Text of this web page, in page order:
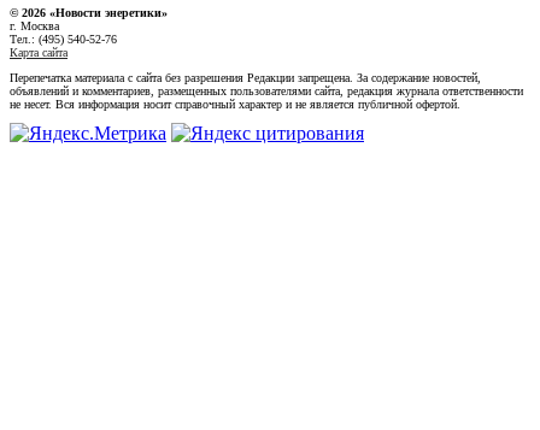
© 2026 «Новости энеретики»
г. Москва
Тел.: (495) 540-52-76
Карта сайта
Перепечатка материала с сайта без разрешения Редакции запрещена. За содержание новостей,
объявлений и комментариев, размещенных пользователями сайта, редакция журнала ответственности
не несет. Вся информация носит справочный характер и не является публичной офертой.